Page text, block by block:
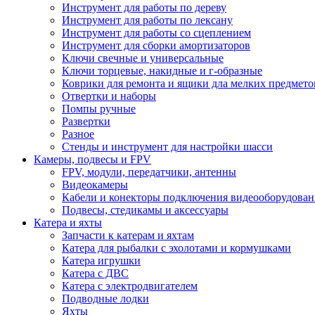
Инструмент для работы по дереву
Инструмент для работы по лексану
Инструмент для работы со сцеплением
Инструмент для сборки амортизаторов
Ключи свечные и универсальные
Ключи торцевые, накидные и г-образные
Коврики для ремонта и ящики дла мелких
Отвертки и наборы
Помпы ручные
Развертки
Разное
Стенды и инструмент для настройки шасси
Камеры, подвесы и FPV
FPV, модули, передатчики, антенны
Видеокамеры
Кабели и конекторы подключения
Подвесы, стедикамы и аксессуары
Катера и яхты
Запчасти к катерам и яхтам
Катера для рыбалки с эхолотами и кормушками
Катера игрушки
Катера с ДВС
Катера с электродвигателем
Подводные лодки
Яхты